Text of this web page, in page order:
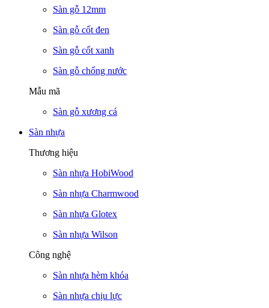
Sàn gỗ 12mm
Sàn gỗ cốt đen
Sàn gỗ cốt xanh
Sàn gỗ chống nước
Mẫu mã
Sàn gỗ xương cá
Sàn nhựa
Thương hiệu
Sàn nhựa HobiWood
Sàn nhựa Charmwood
Sàn nhựa Glotex
Sàn nhựa Wilson
Công nghệ
Sàn nhựa hèm khóa
Sàn nhựa chịu lực